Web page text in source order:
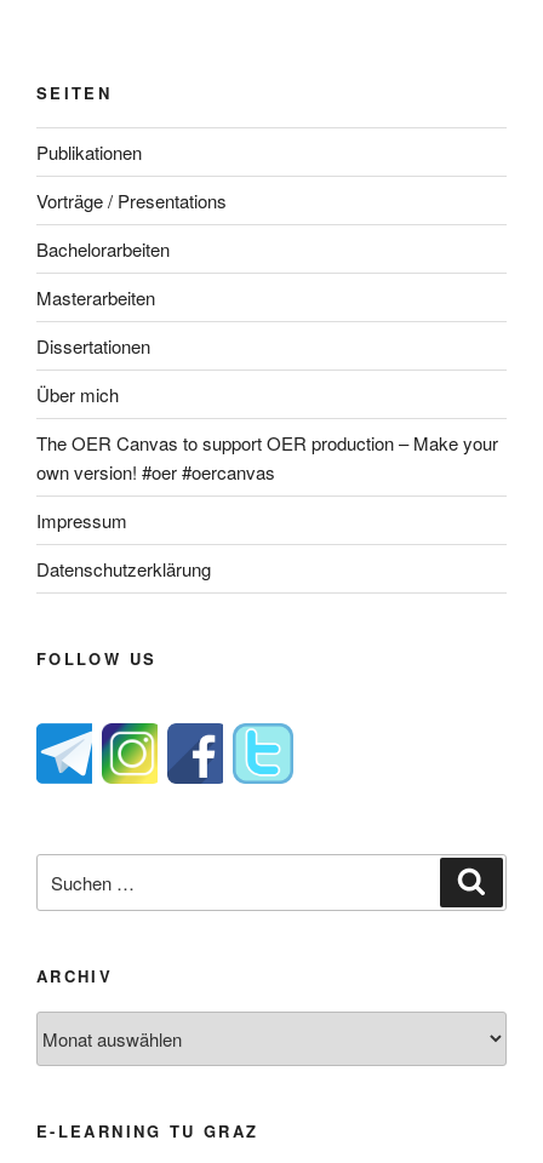
SEITEN
Publikationen
Vorträge / Presentations
Bachelorarbeiten
Masterarbeiten
Dissertationen
Über mich
The OER Canvas to support OER production – Make your
own version! #oer #oercanvas
Impressum
Datenschutzerklärung
FOLLOW US
nach:
ARCHIV
E-LEARNING TU GRAZ